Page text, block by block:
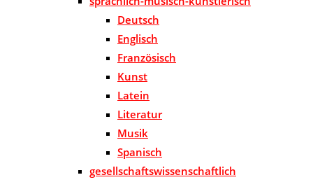
Deutsch
Englisch
Französisch
Kunst
Latein
Literatur
Musik
Spanisch
gesellschaftswissenschaftlich